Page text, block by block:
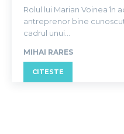
Rolul lui Marian Voinea în
antreprenor bine
cadrul unui...
MIHAI RARES
CITESTE